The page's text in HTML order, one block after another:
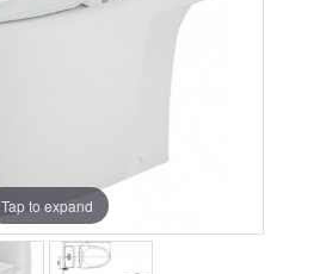
Tap to expand
Tap to expand